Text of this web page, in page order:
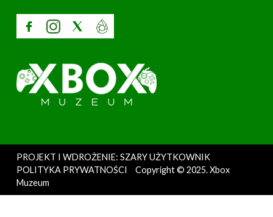
PROJEKT I WDROŻENIE: SZARY UŻYTKOWNIK
POLITYKA PRYWATNOŚCI
Copyright © 2025. Xbox
Muzeum